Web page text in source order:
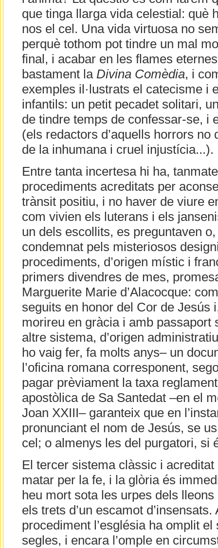
que tinga llarga vida celestial: què
nos el cel. Una vida virtuosa no
perquè tothom pot tindre un mal
final, i acabar en les flames
bastament la Divina Comèdia, i
exemples il·lustrats el catecisme i
infantils: un petit pecadet solitari,
de tindre temps de confessar-se, i
(els redactors d’aquells horrors no
de la inhumana i cruel injustícia...).
Entre tanta incertesa hi ha,
procediments acreditats per
trànsit positiu, i no haver de viure
com vivien els luterans i els
un dels escollits, es preguntaven
condemnat pels misteriosos
procediments, d’origen místic i
primers divendres de mes,
Marguerite Marie d’Alacocque:
seguits en honor del Cor de Jesús
morireu en gràcia i amb passaport
altre sistema, d’origen
ho vaig fer, fa molts anys– un
l’oficina romana corresponent,
pagar prèviament la taxa
apostòlica de Sa Santedat –en el
Joan XXIII– garanteix que en
pronunciant el nom de Jesús, se
cel; o almenys les del purgatori, si
El tercer sistema clàssic i
matar per la fe, i la glòria és
heu mort sota les urpes dels
els trets d’un escamot d’insensats.
procediment l’església ha omplit
segles, i encara l’omple en